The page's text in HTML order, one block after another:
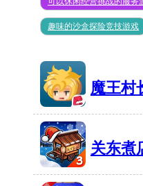
趣味的沙盒探险竞技游戏
魔王村
60MB 有1684人在玩
关东煮
70MB